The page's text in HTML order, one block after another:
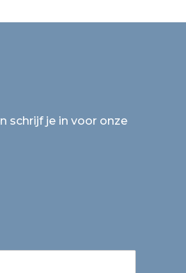
schrijf je in voor onze